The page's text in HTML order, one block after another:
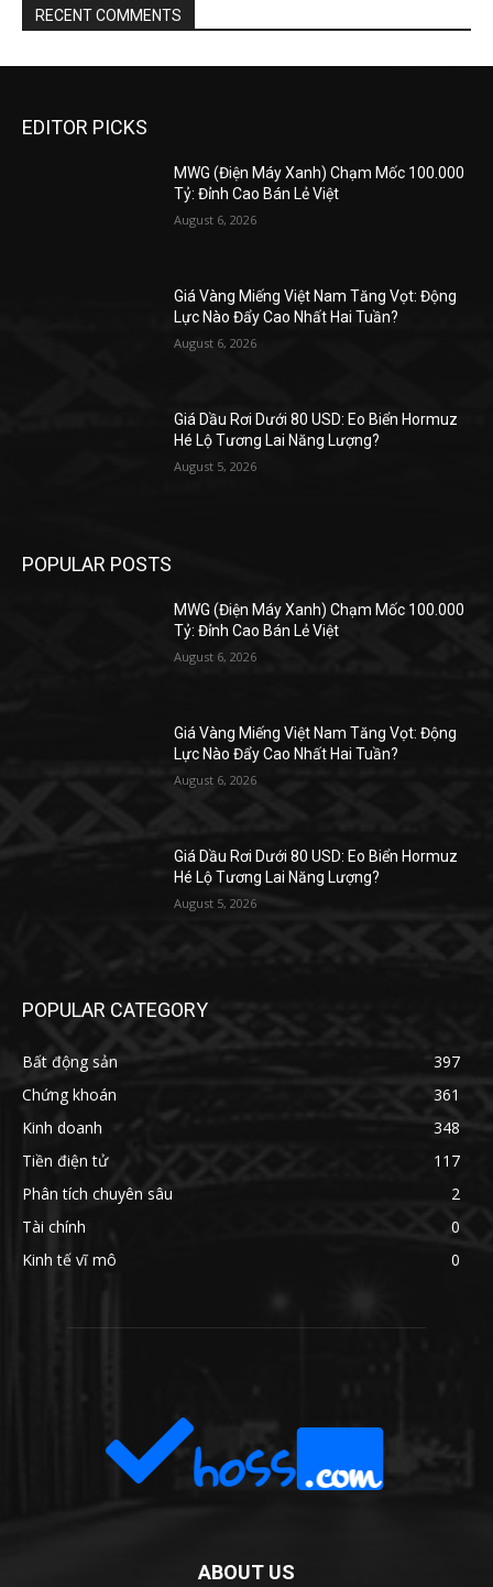
RECENT COMMENTS
EDITOR PICKS
MWG (Điện Máy Xanh) Chạm Mốc 100.000
Tỷ: Đỉnh Cao Bán Lẻ Việt
August 6, 2026
Giá Vàng Miếng Việt Nam Tăng Vọt: Động
Lực Nào Đẩy Cao Nhất Hai Tuần?
August 6, 2026
Giá Dầu Rơi Dưới 80 USD: Eo Biển Hormuz
Hé Lộ Tương Lai Năng Lượng?
August 5, 2026
POPULAR POSTS
MWG (Điện Máy Xanh) Chạm Mốc 100.000
Tỷ: Đỉnh Cao Bán Lẻ Việt
August 6, 2026
Giá Vàng Miếng Việt Nam Tăng Vọt: Động
Lực Nào Đẩy Cao Nhất Hai Tuần?
August 6, 2026
Giá Dầu Rơi Dưới 80 USD: Eo Biển Hormuz
Hé Lộ Tương Lai Năng Lượng?
August 5, 2026
POPULAR CATEGORY
Bất động sản
397
Chứng khoán
361
Kinh doanh
348
Tiền điện tử
117
Phân tích chuyên sâu
2
Tài chính
0
Kinh tế vĩ mô
0
ABOUT US